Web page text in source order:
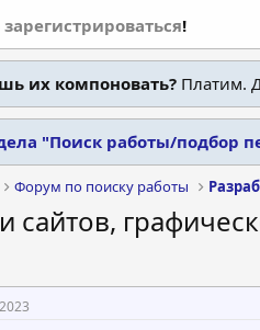
зарегистрироваться!
их компоновать? Платим.
"Поиск работы/подбор
Форум по поиску работы
сайтов,